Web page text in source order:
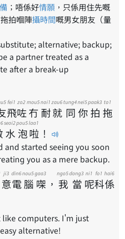
；唔係好情願 ，只係用住先嘅
拍嗰陣攝時間嘅男女朋友（量
a partner treated as a
after a break-up
飛
fei1
咗
zo2
冇
mou5
耐
noi1
就
zau6
同
tung4
你
nei5
拍
paak3
拖
to1
水
seoi2
泡
pou5
啦
laa1
！
and started seeing you soon
you as a mere backup.
意
ji3
電
din6
腦
nou5
㗎
gaa3
， 我
ngo5
當
dong3
呢
ni1
科
fo1
係
hai6
computers. I'm just
alternative!